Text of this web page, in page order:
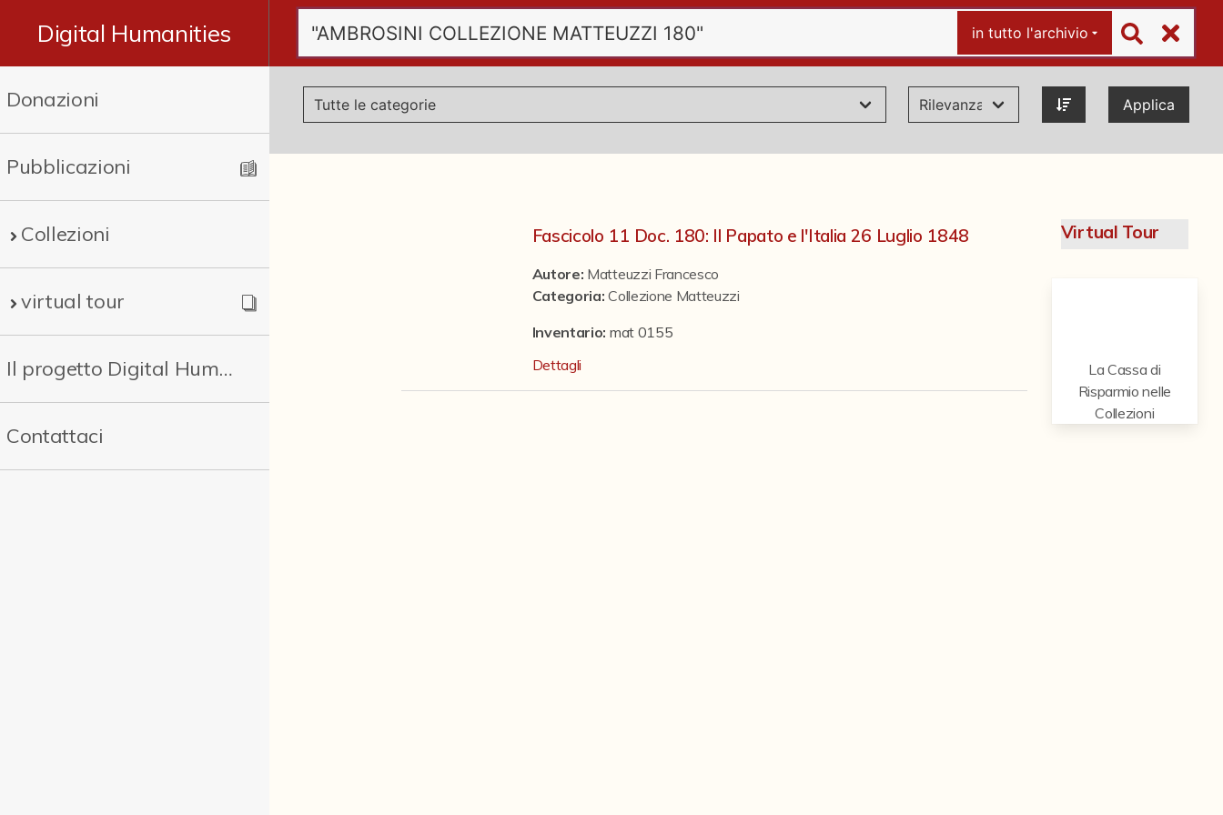
Digital Humanities
Donazioni
Pubblicazioni
Collezioni
virtual tour
Il progetto Digital Humanities
Contattaci
in tutto l'archivio
Applica
Fascicolo 11 Doc. 180: Il Papato e l'Italia 26 Luglio 1848
Autore: Matteuzzi Francesco
Categoria:Collezione Matteuzzi
Inventario: mat 0155
Dettagli
Virtual Tour
La Cassa di
Risparmio nelle
Collezioni